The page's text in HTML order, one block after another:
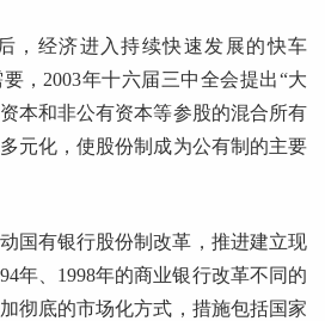
，经济进入持续快速发展的快车
，2003年十六届三中全会提出“大
本和非公有资本等参股的混合所有
元化，使股份制成为公有制的主要
国有银行股份制改革，推进建立现
年、1998年的商业银行改革不同的
彻底的市场化方式，措施包括国家